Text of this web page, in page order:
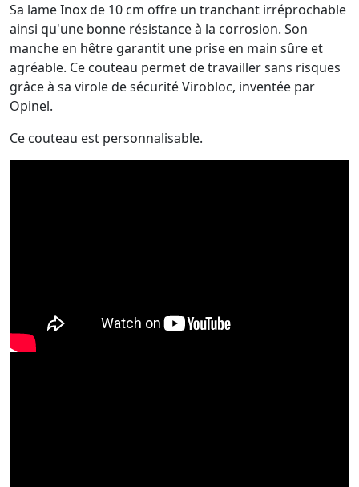
Sa lame Inox de 10 cm offre un tranchant irréprochable
ainsi qu'une bonne résistance à la corrosion. Son
manche en hêtre garantit une prise en main sûre et
agréable. Ce couteau permet de travailler sans risques
grâce à sa virole de sécurité Virobloc, inventée par
Opinel.
Ce couteau est personnalisable.